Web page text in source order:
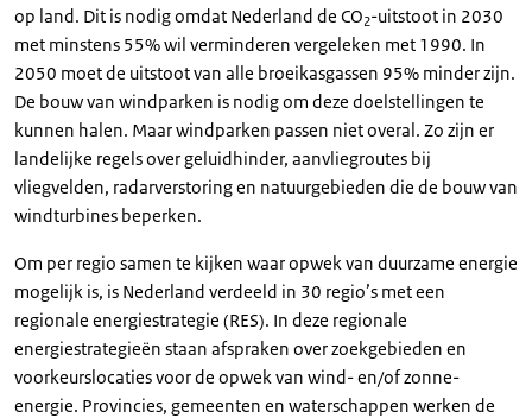
op land. Dit is nodig omdat Nederland de CO2-uitstoot in 2030
met minstens 55% wil verminderen vergeleken met 1990. In
2050 moet de uitstoot van alle broeikasgassen 95% minder zijn.
De bouw van windparken is nodig om deze doelstellingen te
kunnen halen. Maar windparken passen niet overal. Zo zijn er
landelijke regels over geluidhinder, aanvliegroutes bij
vliegvelden, radarverstoring en natuurgebieden die de bouw van
windturbines beperken.
Om per regio samen te kijken waar opwek van duurzame energie
mogelijk is, is Nederland verdeeld in 30 regio’s met een
regionale energiestrategie (RES). In deze regionale
energiestrategieën staan afspraken over zoekgebieden en
voorkeurslocaties voor de opwek van wind- en/of zonne-
energie. Provincies, gemeenten en waterschappen werken de